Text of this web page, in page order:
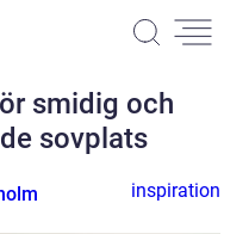
smidig och
sovplats
inspiration